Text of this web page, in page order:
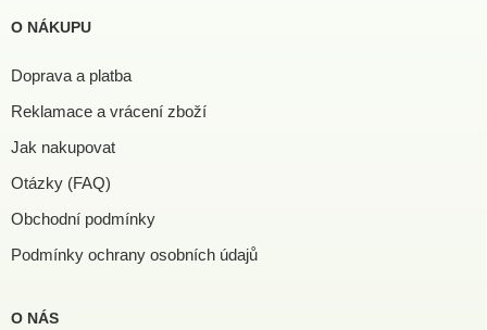
O NÁKUPU
Doprava a platba
Reklamace a vrácení zboží
Jak nakupovat
Otázky (FAQ)
Obchodní podmínky
Podmínky ochrany osobních údajů
O NÁS